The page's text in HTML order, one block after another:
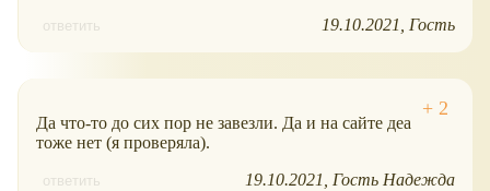
ответить 19.10.2021 Гость
Да что-то до сих пор не завезли. Да и на сайте деа
тоже нет (я проверяла).
ответить 19.10.2021 Гость Надежда